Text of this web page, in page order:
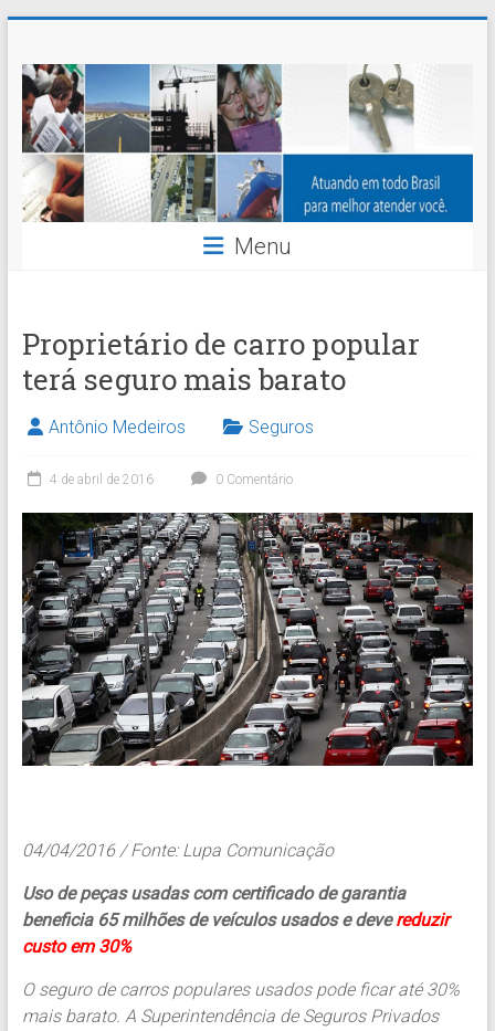
content
Nossaseg
Administração
e
Corretagem
de
Ltda.
Menu
Proprietário de carro popular
terá seguro mais barato
Antônio Medeiros Seguros
4 de abril de 2016 0 Comentário
04/04/2016 / Fonte: Lupa Comunicação
Uso de peças usadas com certificado de garantia
beneficia 65 milhões de veículos usados e devereduzir
custo em 30%
O seguro de carros populares usados pode ficar até 30%
mais barato. A Superintendência de Seguros Privados